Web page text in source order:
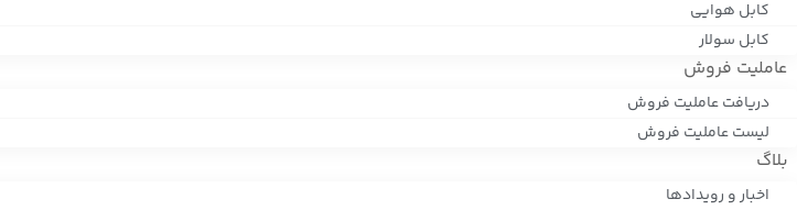
کابل هوایی
کابل سولار
عاملیت فروش
دریافت عاملیت فروش
لیست عاملیت فروش
بلاگ
اخبار و رویدادها